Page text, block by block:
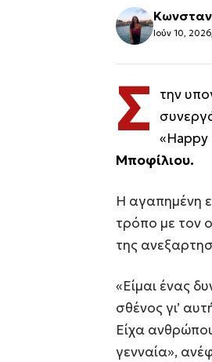
Ιούν 10,
Σ
την
«Happy
Μποφίλιου.
Η αγαπημένη
τρόπο με τον
της
«Είμαι ένας
σθένος γι’
Είχα
γενναία»,